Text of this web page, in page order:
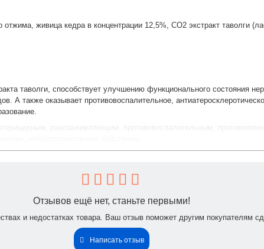
живица кедра в концентрации 12,5%, СО2 экстракт таволги
таволги, способствует улучшению функционального состояния
А также оказывает противовоспалительное,
ранозаживляющим, противовоспалительным,
нейропротекторным действием.
эндокринной системы, работу щитовидной и поджелудочной желез;
клеточные мембраны, улучшая метаболизм во всех органах
риск развития атеросклероза и сердечно-сосудистых заболеваний
кровообращения и обменных процессов в головном мозге, повышению
Отзывов ещё нет, станьте первыми!
и недостатках товара. Ваш отзыв поможет другим покупателям
Написать отзыв